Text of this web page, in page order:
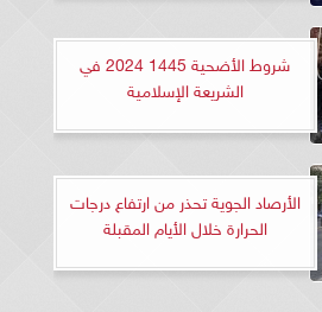
شروط الأضحية 1445 2024 في
الشريعة الإسلامية
الأرصاد الجوية تحذر من ارتفاع درجات
الحرارة خلال الأيام المقبلة